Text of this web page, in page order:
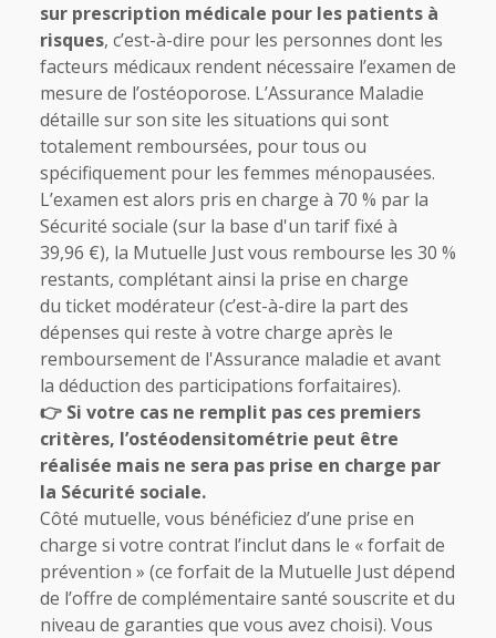
sur prescription médicale pour les patients à
risques, c’est-à-dire pour les personnes dont les
facteurs médicaux rendent nécessaire l’examen de
mesure de l’ostéoporose. L’Assurance Maladie
détaille sur son site les situations qui sont
totalement remboursées, pour tous ou
spécifiquement pour les femmes ménopausées.
L’examen est alors pris en charge à 70 % par la
Sécurité sociale (sur la base d'un tarif fixé à
39,96 €), la Mutuelle Just vous rembourse les 30 %
restants, complétant ainsi la prise en charge
du ticket modérateur(c’est-à-dire la part des
dépenses qui reste à votre charge après le
remboursement de l'Assurance maladie et avant
la déduction des participations forfaitaires).
👉 Si votre cas ne remplit pas ces premiers
critères, l’ostéodensitométrie peut être
réalisée mais ne sera pas prise en charge par
la Sécurité sociale.
Côté mutuelle, vous bénéficiez d’une prise en
charge si votre contrat l’inclut dans le « forfait de
prévention » (ce forfait de la Mutuelle Just dépend
de l’offre de complémentaire santé souscrite et du
niveau de garanties que vous avez choisi). Vous